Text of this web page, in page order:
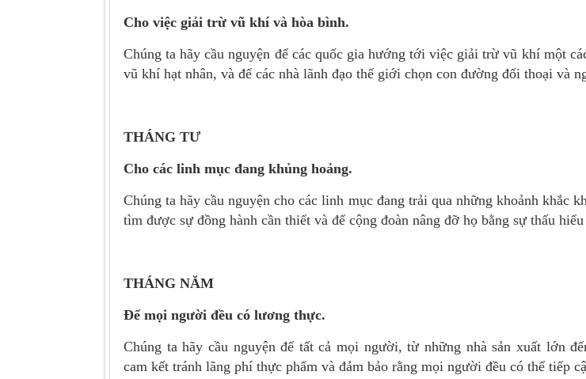
Cho việc giải trừ vũ khí và hòa bình.
Chúng ta hãy cầu nguyện để các quốc gia hướng tới việc giải trừ vũ khí một
vũ khí hạt nhân, và để các nhà lãnh đạo thế giới chọn con đường đối thoại và
THÁNG TƯ
Cho các linh mục đang khủng hoảng.
Chúng ta hãy cầu nguyện cho các linh mục đang trải qua những khoảnh khắc
tìm được sự đồng hành cần thiết và để cộng đoàn nâng đỡ họ bằng sự thấu
THÁNG NĂM
Để mọi người đều có lương thực.
Chúng ta hãy cầu nguyện để tất cả mọi người, từ những nhà sản xuất lớn
cam kết tránh lãng phí thực phẩm và đảm bảo rằng mọi người đều có thể tiếp